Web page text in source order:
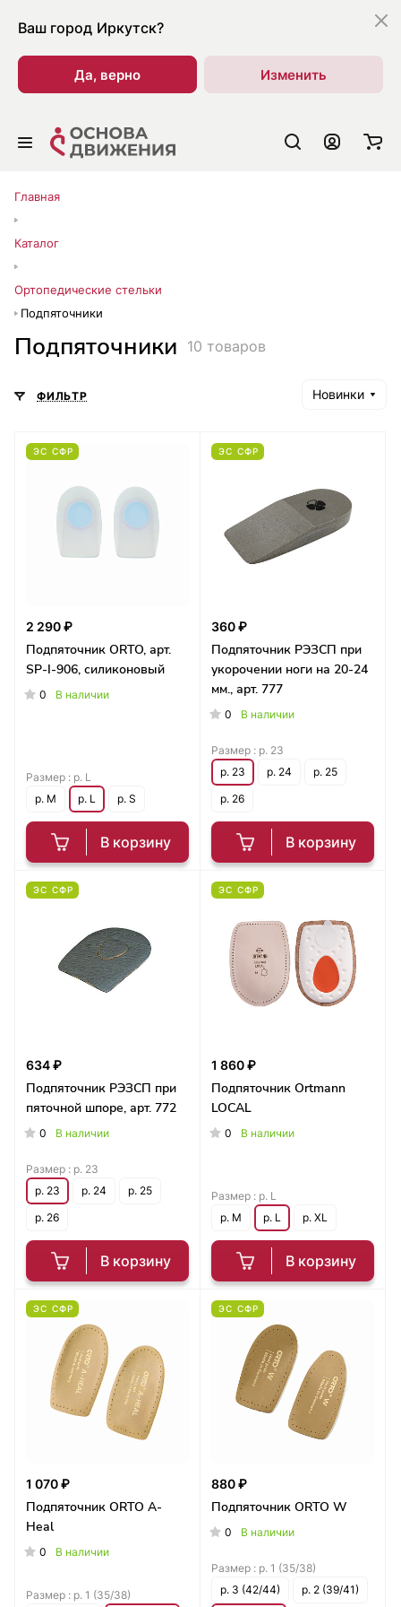
Ваш город Иркутск?
Да, верно Изменить
Главная
Каталог
Ортопедические стельки
Подпяточники
Подпяточники 10 товаров
ФИЛЬТР Новинки
ЭС СФР
2 290 ₽
Подпяточник ORTO, арт.
SP-I-906, силиконовый
0 В наличии
В корзину
Размер : р. L
р. M
р. L р. S
ЭС СФР
360 ₽
Подпяточник РЭЗСП при
укорочении ноги на 20-24
мм., арт. 777
0 В наличии
В корзину
Размер : р. 23
р. 23
р. 24
р. 25
р. 26
ЭС СФР
634 ₽
Подпяточник РЭЗСП при
пяточной шпоре, арт. 772
0 В наличии
В корзину
Размер : р. 23
р. 23
р. 24
р. 25
р. 26
ЭС СФР
1 860 ₽
Подпяточник Ortmann
LOCAL
0 В наличии
В корзину
Размер : р. L
р. M
р. L р. XL
ЭС СФР
1 070 ₽
Подпяточник ORTO A-
Heal
0 В наличии
Размер : р. 1 (35/38)
ЭС СФР
880 ₽
Подпяточник ORTO W
0 В наличии
Размер : р. 1 (35/38)
р. 3 (42/44)
р. 2 (39/41)